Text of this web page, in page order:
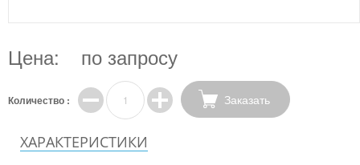
Цена: по запросу
Количество : Заказать
ХАРАКТЕРИСТИКИ